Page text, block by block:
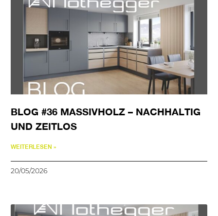
BLOG #36 MASSIVHOLZ – NACHHALTIG
UND ZEITLOS
WEITERLESEN »
20/05/2026